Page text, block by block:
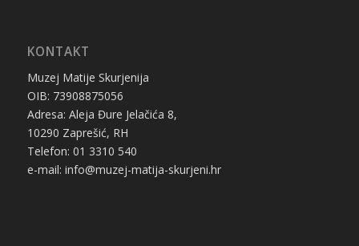
KONTAKT
Muzej Matije Skurjenija
OIB: 73908875056
Adresa: Aleja Đure Jelačića 8,
10290 Zaprešić, RH
Telefon: 01 3310 540
e-mail: info@muzej-matija-skurjeni.hr